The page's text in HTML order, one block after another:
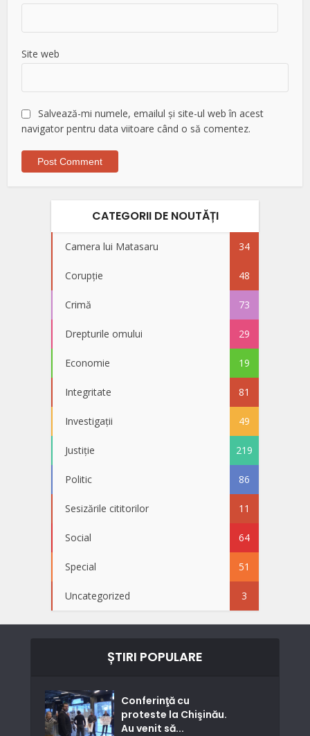
Site web
Salvează-mi numele, emailul și site-ul web în acest
navigator pentru data viitoare când o să comentez.
CATEGORII DE NOUTĂȚI
Camera lui Matasaru 34
Corupție 48
Crimă 73
Drepturile omului 29
Economie 19
Integritate 81
Investigații 49
Justiție 219
Politic 86
Sesizările cititorilor 11
Social 64
Special 51
Uncategorized 3
ȘTIRI POPULARE
Conferinţă cu
proteste la Chişinău.
Au venit să...